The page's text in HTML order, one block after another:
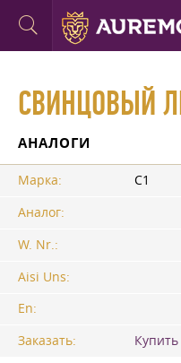
СВИНЦОВЫЙ
АНАЛОГИ
Марка:
С1
Аналог:
W. Nr.:
Aisi Uns:
En:
Заказать: